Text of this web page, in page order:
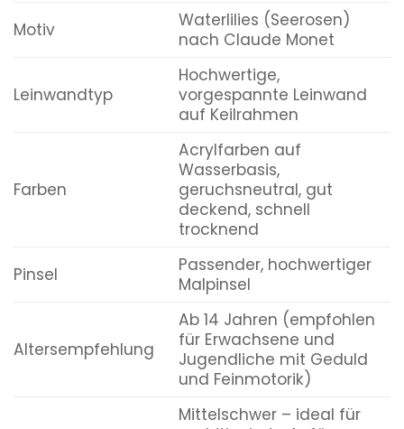
Motiv
Waterlilies (Seerosen)
nach Claude Monet
Leinwandtyp
Hochwertige,
vorgespannte Leinwand
auf Keilrahmen
Farben
Acrylfarben auf
Wasserbasis,
geruchsneutral, gut
deckend, schnell
trocknend
Pinsel
Passender, hochwertiger
Malpinsel
Altersempfehlung
Ab 14 Jahren (empfohlen
für Erwachsene und
Jugendliche mit Geduld
und Feinmotorik)
Mittelschwer – ideal für